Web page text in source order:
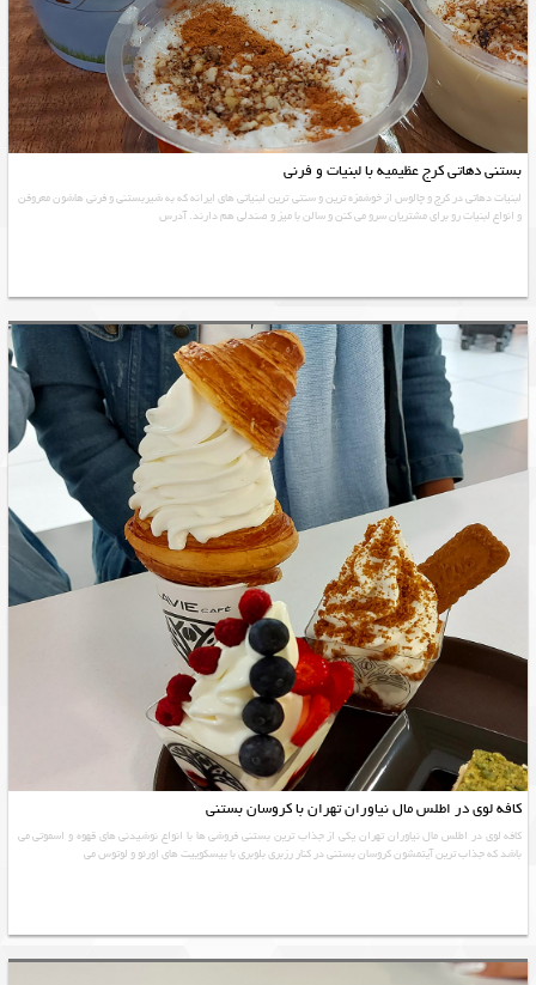
بستنی دهاتی کرج عظیمیه با لبنیات و فرنی
لبنیات دهاتی در کرج و چالوس از خوشمزه ترین و سنتی ترین لبنیاتی های ایرانه که به شیربستنی و فرنی هاشون معروفن
و انواع لبنیات رو برای مشتریان سرو می کنن و سالن با میز و صندلی هم دارند. آدرس
کافه لوی در اطلس مال نیاوران تهران با کروسان بستنی
کافه لوی در اطلس مال نیاوران تهران یکی از جذاب ترین بستنی فروشی ها با انواع نوشیدنی های قهوه و اسموتی می
باشد که جذاب ترین آیتمشون کروسان بستنی در کنار رزبری بلوبری با بیسکوییت های اورئو و لوتوس می